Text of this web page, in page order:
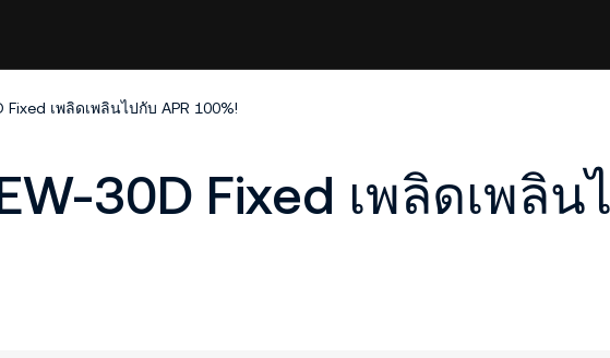
เพลิดเพลินไปกับ APR 100%!
30D Fixed เพลิดเพลิน